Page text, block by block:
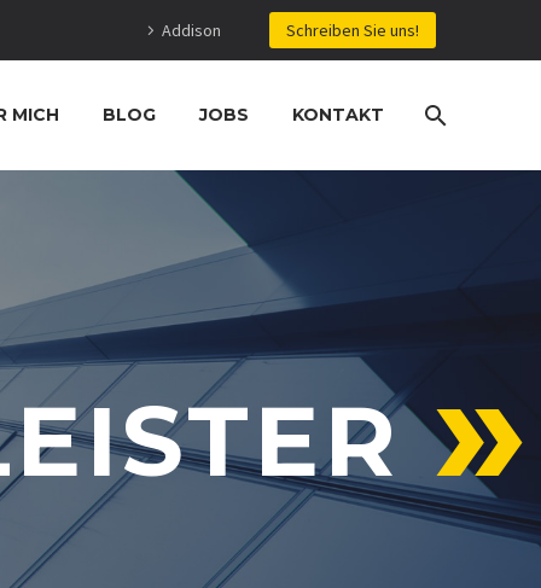
Addison Schreiben Sie uns!
MICH BLOG JOBS KONTAKT